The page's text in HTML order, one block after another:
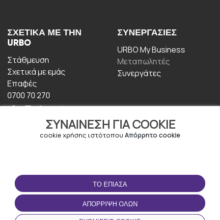
ΣΥΝΑΊΝΕΣΗ ΓΙΑ COOKIE
cookie χρήσης ιστότοπου Απόρρητο cookie
ΤΟ ΈΠΙΑΣΑ
ΑΠΌΡΡΙΨΗ ΌΛΩΝ
ΣΧΕΤΙΚΆ ΜΕ ΤΗΝ
URBO
Στάθμευση
Σχετικά με εμάς
Επαφές
0700 70 270
ΣΥΝΕΡΓΑΣΊΕΣ
URBO My Business
Μεταπωλητές
Συνεργάτες
ΟΡΟΙ ΧΡΉΣΗΣ
Οροι και Προϋποθέσεις
Πολιτική απορρήτου
ΚΑΤΕΒΆΣΤΕ ΤΗΝ
ΕΦΑΡΜΟΓΉ